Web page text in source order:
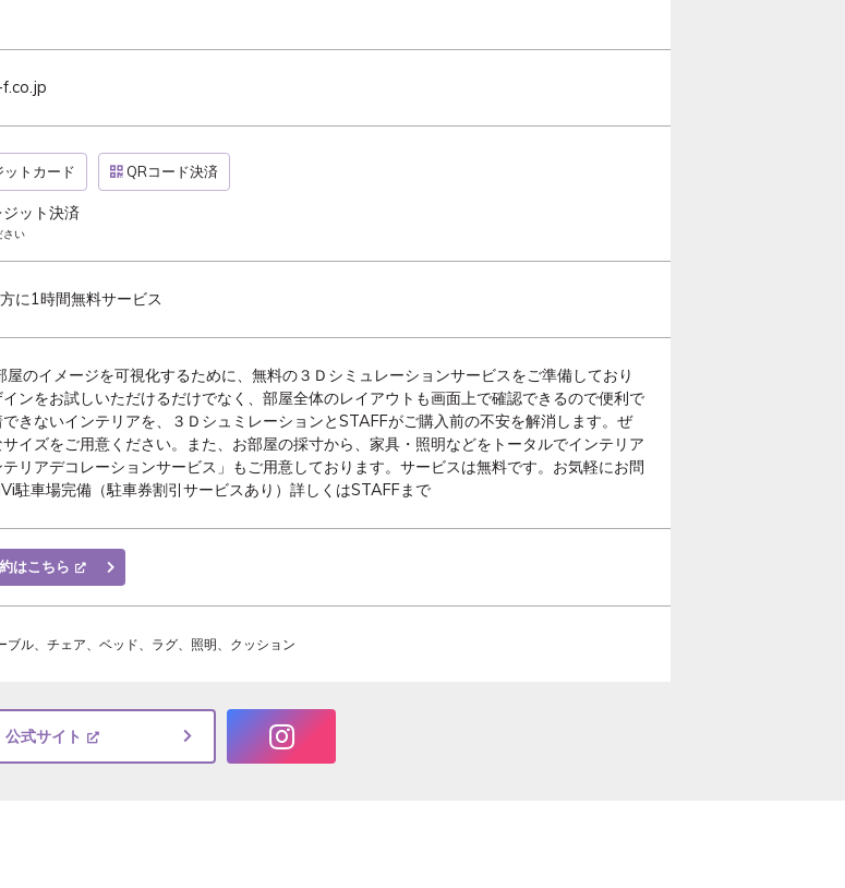
ットカード QRコード決済
ット決済
さい
に1時間無料サービス
のイメージを可視化するために、無料の３Ｄシミュレーションサービスをご準備しており
ンをお試しいただけるだけでなく、部屋全体のレイアウトも画面上で確認できるので便利で
きないインテリアを、３ＤシュミレーションとSTAFFがご購入前の不安を解消します。ぜ
イズをご用意ください。また、お部屋の採寸から、家具・照明などをトータルでインテリア
リアデコレーションサービス」もご用意しております。サービスは無料です。お気軽にお問
駐車場完備（駐車券割引サービスあり）詳しくはSTAFFまで
はこちら
ブル、チェア、ベッド、ラグ、照明、クッション
公式サイト